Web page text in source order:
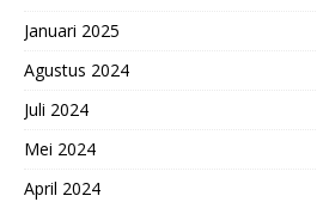
Januari 2025
Agustus 2024
Juli 2024
Mei 2024
April 2024